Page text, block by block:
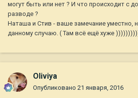
могут быть или нет ? И что происходит с
разводе ?
Наташа и Стив - ваше замечание уместно,
данному случаю. ( Там всё ещё хуже
Oliviya
Опубликовано 21 января, 2016